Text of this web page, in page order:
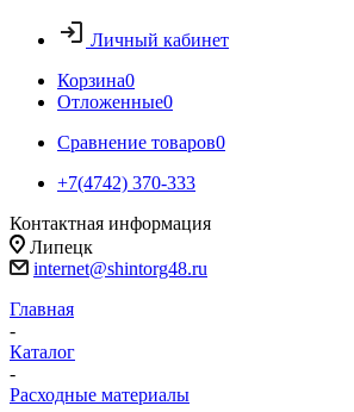
Личный кабинет
Корзина0
Отложенные0
Сравнение товаров0
+7(4742) 370-333
Контактная информация
Липецк
internet@shintorg48.ru
Главная
-
Каталог
-
Расходные материалы